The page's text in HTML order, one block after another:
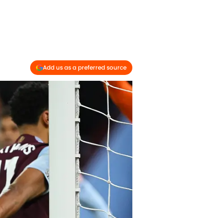
Add us as a preferred source